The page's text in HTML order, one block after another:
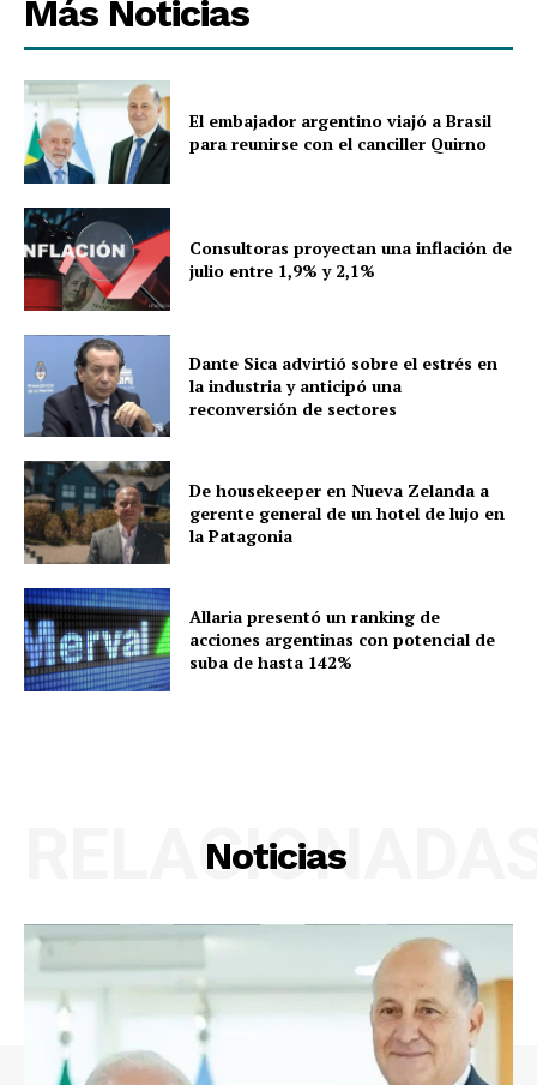
Más Noticias
El embajador argentino viajó a Brasil
para reunirse con el canciller Quirno
Consultoras proyectan una inflación de
julio entre 1,9% y 2,1%
Dante Sica advirtió sobre el estrés en
la industria y anticipó una
reconversión de sectores
De housekeeper en Nueva Zelanda a
gerente general de un hotel de lujo en
la Patagonia
Allaria presentó un ranking de
acciones argentinas con potencial de
suba de hasta 142%
Noticias